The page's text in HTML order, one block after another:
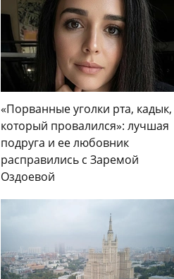
«Порванные уголки рта, кадык,
который провалился»: лучшая
подруга и ее любовник
расправились с Заремой
Оздоевой